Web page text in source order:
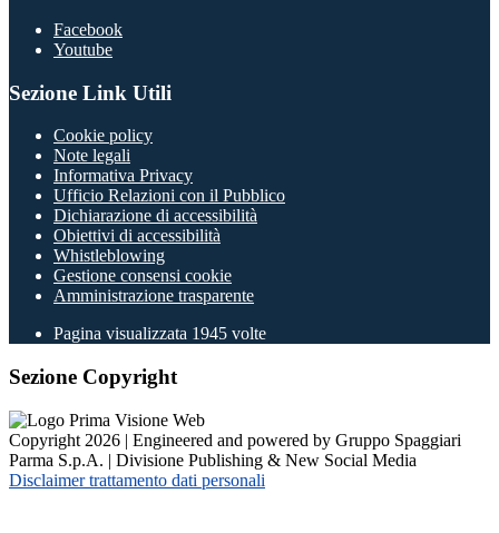
Facebook
Youtube
Sezione Link Utili
Cookie policy
Note legali
Informativa Privacy
Ufficio Relazioni con il Pubblico
Dichiarazione di accessibilità
Obiettivi di accessibilità
Whistleblowing
Gestione consensi cookie
Amministrazione trasparente
Pagina visualizzata 1945 volte
Sezione Copyright
Copyright 2026 | Engineered and powered by Gruppo Spaggiari
Parma S.p.A. | Divisione Publishing & New Social Media
Disclaimer trattamento dati personali